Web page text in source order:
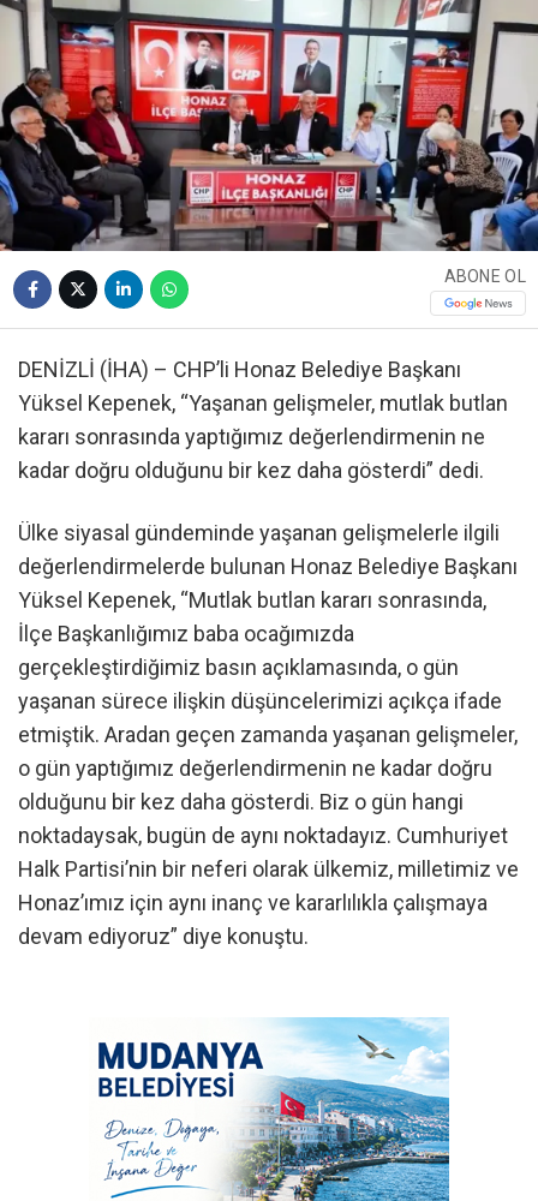
ABONE OL
DENİZLİ (İHA) – CHP’li Honaz Belediye Başkanı
Yüksel Kepenek, “Yaşanan gelişmeler, mutlak butlan
kararı sonrasında yaptığımız değerlendirmenin ne
kadar doğru olduğunu bir kez daha gösterdi” dedi.
Ülke siyasal gündeminde yaşanan gelişmelerle ilgili
değerlendirmelerde bulunan Honaz Belediye Başkanı
Yüksel Kepenek, “Mutlak butlan kararı sonrasında,
İlçe Başkanlığımız baba ocağımızda
gerçekleştirdiğimiz basın açıklamasında, o gün
yaşanan sürece ilişkin düşüncelerimizi açıkça ifade
etmiştik. Aradan geçen zamanda yaşanan gelişmeler,
o gün yaptığımız değerlendirmenin ne kadar doğru
olduğunu bir kez daha gösterdi. Biz o gün hangi
noktadaysak, bugün de aynı noktadayız. Cumhuriyet
Halk Partisi’nin bir neferi olarak ülkemiz, milletimiz ve
Honaz’ımız için aynı inanç ve kararlılıkla çalışmaya
devam ediyoruz” diye konuştu.